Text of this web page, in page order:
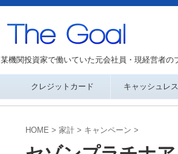
某機関投資家で働いていた元会社員・現経営者
クレジットカード キャッシュレ
HOME > 家計 > キャンペーン >